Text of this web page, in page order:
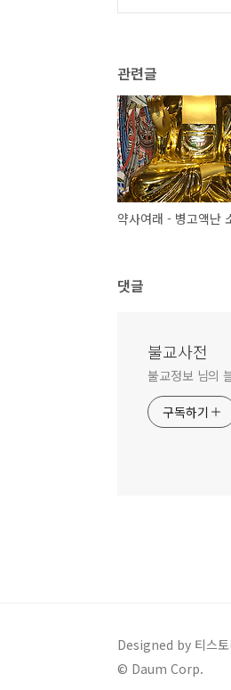
관련글
댓글
불교사전
불교정보 님의
구독하기
Designed by 티스토
© Daum Corp.